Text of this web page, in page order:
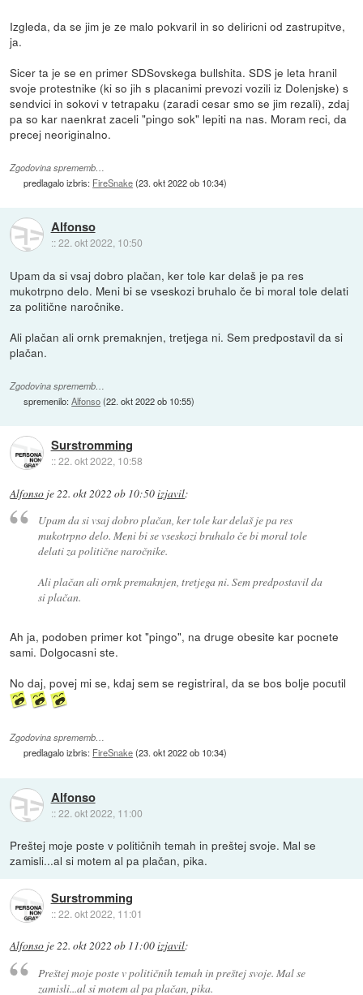
Izgleda, da se jim je ze malo pokvaril in so deliricni od zastrupitve,
ja.
Sicer ta je se en primer SDSovskega bullshita. SDS je leta hranil
svoje protestnike (ki so jih s placanimi prevozi vozili iz Dolenjske) s
sendvici in sokovi v tetrapaku (zaradi cesar smo se jim rezali), zdaj
pa so kar naenkrat zaceli "pingo sok" lepiti na nas. Moram reci, da
precej neoriginalno.
Zgodovina sprememb…
predlagalo izbris: FireSnake(23. okt 2022 ob 10:34)
Alfonso
::22. okt 2022, 10:50
Upam da si vsaj dobro plačan, ker tole kar delaš je pa res
mukotrpno delo. Meni bi se vseskozi bruhalo če bi moral tole delati
za politične naročnike.
Ali plačan ali ornk premaknjen, tretjega ni. Sem predpostavil da si
plačan.
Zgodovina sprememb…
spremenilo:Alfonso(22. okt 2022 ob 10:55)
Surstromming
::22. okt 2022, 10:58
Alfonso je22. okt 2022 ob 10:50izjavil:
Upam da si vsaj dobro plačan, ker tole kar delaš je pa res
mukotrpno delo. Meni bi se vseskozi bruhalo če bi moral tole
delati za politične naročnike.
Ali plačan ali ornk premaknjen, tretjega ni. Sem predpostavil da
si plačan.
Ah ja, podoben primer kot "pingo", na druge obesite kar pocnete
sami. Dolgocasni ste.
No daj, povej mi se, kdaj sem se registriral, da se bos bolje pocutil
Zgodovina sprememb…
predlagalo izbris: FireSnake(23. okt 2022 ob 10:34)
Alfonso
::22. okt 2022, 11:00
Preštej moje poste v političnih temah in preštej svoje. Mal se
zamisli...al si motem al pa plačan, pika.
Surstromming
::22. okt 2022, 11:01
Alfonso je22. okt 2022 ob 11:00izjavil:
Preštej moje poste v političnih temah in preštej svoje. Mal se
zamisli...al si motem al pa plačan, pika.